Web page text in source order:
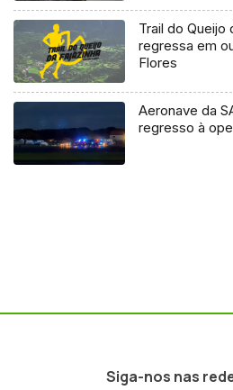
Trail do Queijo
regressa em
Flores
Aeronave da
regresso à
Siga-nos nas